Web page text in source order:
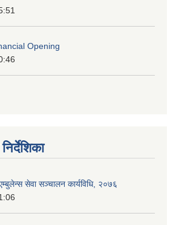
Opening
सेवा सञ्चालन कार्यविधि, २०७६